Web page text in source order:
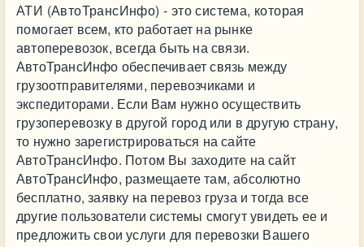
АТИ (АвтоТрансИнфо) - это система, которая
помогает всем, кто работает на рынке
автоперевозок, всегда быть на связи.
АвтоТрансИнфо обеспечивает связь между
грузоотправителями, перевозчиками и
экспедиторами. Если Вам нужно осуществить
грузоперевозку в другой город или в другую страну,
то нужно зарегистрироваться на сайте
АвтоТрансИнфо. Потом Вы заходите на сайт
АвтоТрансИнфо, размещаете там, абсолютно
бесплатно, заявку на перевоз груза и тогда все
другие пользователи системы смогут увидеть ее и
предложить свои услуги для перевозки Вашего